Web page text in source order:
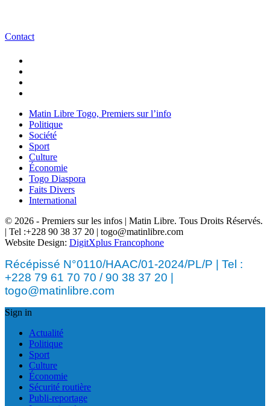
Contact
Matin Libre Togo, Premiers sur l’info
Politique
Société
Sport
Culture
Économie
Togo Diaspora
Faits Divers
International
© 2026 - Premiers sur les infos | Matin Libre. Tous Droits Réservés.
| Tel :+228 90 38 37 20 | togo@matinlibre.com
Website Design: DigitXplus Francophone
Récépissé N°0110/HAAC/01-2024/PL/P | Tel :
+228 79 61 70 70 / 90 38 37 20 |
togo@matinlibre.com
Sign in
Actualité
Politique
Sport
Culture
Économie
Sécurité routière
Publi-reportage